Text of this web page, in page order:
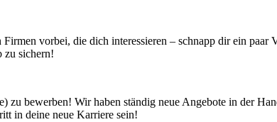
vorbei, die dich interessieren – schnapp dir ein
zu sichern!
bewerben! Wir haben ständig neue Angebote in der
in deine neue Karriere sein!